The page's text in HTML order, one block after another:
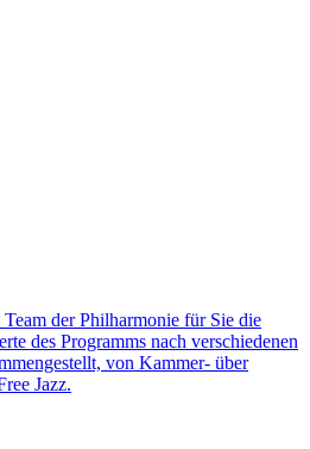
Team der Philharmonie für Sie die
des Programms nach verschiedenen
von Kammer- über
Jazz.